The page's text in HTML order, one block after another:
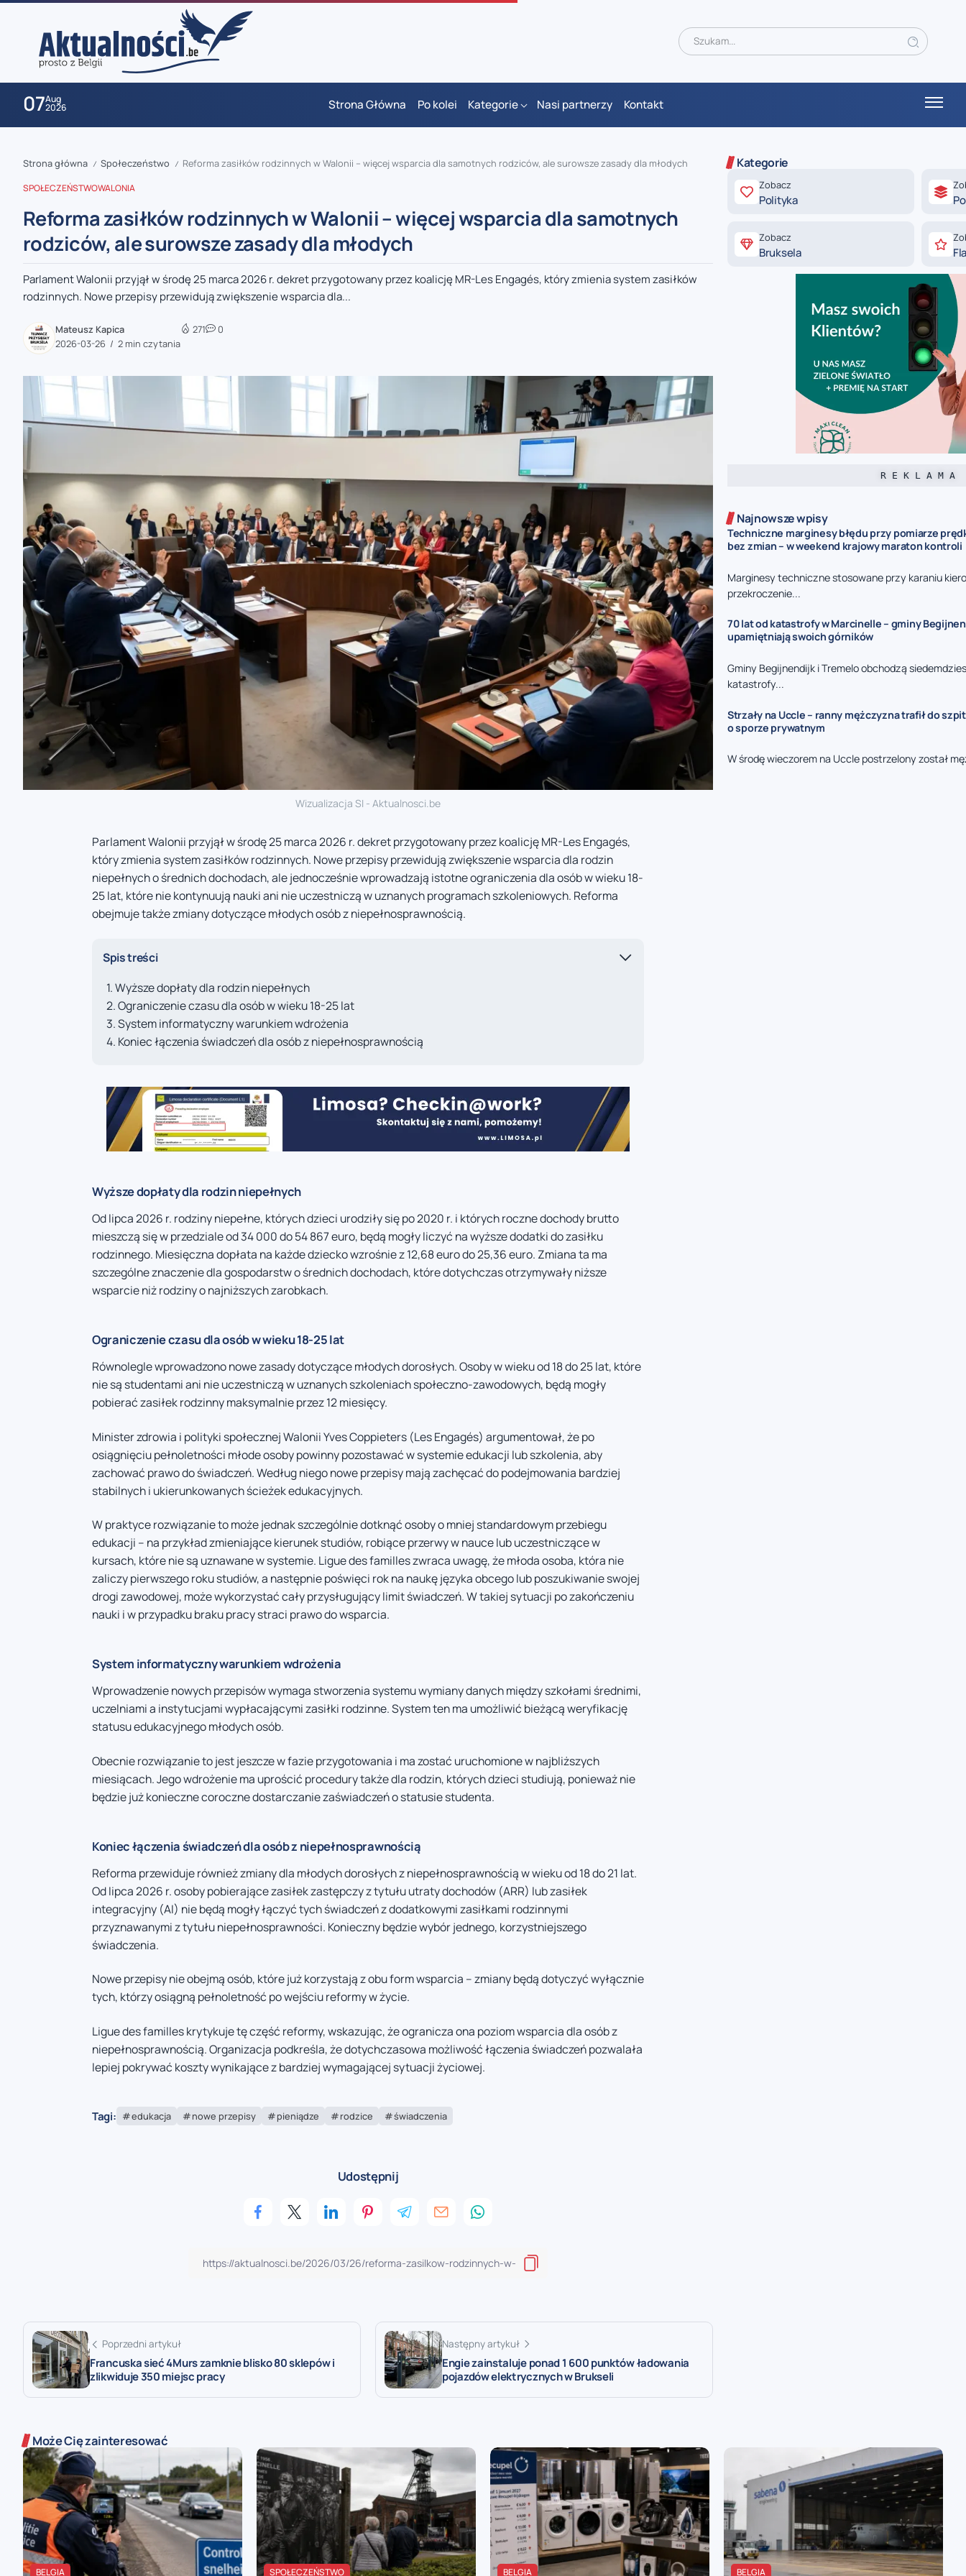
07Aug
2026 Strona Główna Po kolei Kategorie Nasi partnerzy Kontakt
zaobserwuj nas
zaobserwuj nas
zaobserwuj nas
zaobserwuj nas
Strona główna / Społeczeństwo / Reforma zasiłków rodzinnych w Walonii – więcej wsparcia dla samotnych rodziców, ale surowsze zasady dla młodych
SPOŁECZEŃSTWOWALONIA
Reforma zasiłków rodzinnych w Walonii – więcej wsparcia dla samotnych
rodziców, ale surowsze zasady dla młodych
Parlament Walonii przyjął w środę 25 marca 2026 r. dekret przygotowany przez koalicję MR-Les Engagés, który zmienia system zasiłków
rodzinnych. Nowe przepisy przewidują zwiększenie wsparcia dla...
Mateusz Kapica
2026-03-26
2 min czytania
271 0
Wizualizacja SI - Aktualnosci.be
Parlament Walonii przyjął w środę 25 marca 2026 r. dekret przygotowany przez koalicję MR-Les Engagés,
który zmienia system zasiłków rodzinnych. Nowe przepisy przewidują zwiększenie wsparcia dla rodzin
niepełnych o średnich dochodach, ale jednocześnie wprowadzają istotne ograniczenia dla osób w wieku 18-
25 lat, które nie kontynuują nauki ani nie uczestniczą w uznanych programach szkoleniowych. Reforma
obejmuje także zmiany dotyczące młodych osób z niepełnosprawnością.
Spis treści
Wyższe dopłaty dla rodzin niepełnych
Ograniczenie czasu dla osób w wieku 18-25 lat
System informatyczny warunkiem wdrożenia
Koniec łączenia świadczeń dla osób z niepełnosprawnością
Wyższe dopłaty dla rodzin niepełnych
Od lipca 2026 r. rodziny niepełne, których dzieci urodziły się po 2020 r. i których roczne dochody brutto
mieszczą się w przedziale od 34 000 do 54 867 euro, będą mogły liczyć na wyższe dodatki do zasiłku
rodzinnego. Miesięczna dopłata na każde dziecko wzrośnie z 12,68 euro do 25,36 euro. Zmiana ta ma
szczególne znaczenie dla gospodarstw o średnich dochodach, które dotychczas otrzymywały niższe
wsparcie niż rodziny o najniższych zarobkach.
Ograniczenie czasu dla osób w wieku 18-25 lat
Równolegle wprowadzono nowe zasady dotyczące młodych dorosłych. Osoby w wieku od 18 do 25 lat, które
nie są studentami ani nie uczestniczą w uznanych szkoleniach społeczno-zawodowych, będą mogły
pobierać zasiłek rodzinny maksymalnie przez 12 miesięcy.
Minister zdrowia i polityki społecznej Walonii Yves Coppieters (Les Engagés) argumentował, że po
osiągnięciu pełnoletności młode osoby powinny pozostawać w systemie edukacji lub szkolenia, aby
zachować prawo do świadczeń. Według niego nowe przepisy mają zachęcać do podejmowania bardziej
stabilnych i ukierunkowanych ścieżek edukacyjnych.
W praktyce rozwiązanie to może jednak szczególnie dotknąć osoby o mniej standardowym przebiegu
edukacji – na przykład zmieniające kierunek studiów, robiące przerwy w nauce lub uczestniczące w
kursach, które nie są uznawane w systemie. Ligue des familles zwraca uwagę, że młoda osoba, która nie
zaliczy pierwszego roku studiów, a następnie poświęci rok na naukę języka obcego lub poszukiwanie swojej
drogi zawodowej, może wykorzystać cały przysługujący limit świadczeń. W takiej sytuacji po zakończeniu
nauki i w przypadku braku pracy straci prawo do wsparcia.
System informatyczny warunkiem wdrożenia
Wprowadzenie nowych przepisów wymaga stworzenia systemu wymiany danych między szkołami średnimi,
uczelniami a instytucjami wypłacającymi zasiłki rodzinne. System ten ma umożliwić bieżącą weryfikację
statusu edukacyjnego młodych osób.
Obecnie rozwiązanie to jest jeszcze w fazie przygotowania i ma zostać uruchomione w najbliższych
miesiącach. Jego wdrożenie ma uprościć procedury także dla rodzin, których dzieci studiują, ponieważ nie
będzie już konieczne coroczne dostarczanie zaświadczeń o statusie studenta.
Koniec łączenia świadczeń dla osób z niepełnosprawnością
Reforma przewiduje również zmiany dla młodych dorosłych z niepełnosprawnością w wieku od 18 do 21 lat.
Od lipca 2026 r. osoby pobierające zasiłek zastępczy z tytułu utraty dochodów (ARR) lub zasiłek
integracyjny (AI) nie będą mogły łączyć tych świadczeń z dodatkowymi zasiłkami rodzinnymi
przyznawanymi z tytułu niepełnosprawności. Konieczny będzie wybór jednego, korzystniejszego
świadczenia.
Nowe przepisy nie obejmą osób, które już korzystają z obu form wsparcia – zmiany będą dotyczyć wyłącznie
tych, którzy osiągną pełnoletność po wejściu reformy w życie.
Ligue des familles krytykuje tę część reformy, wskazując, że ogranicza ona poziom wsparcia dla osób z
niepełnosprawnością. Organizacja podkreśla, że dotychczasowa możliwość łączenia świadczeń pozwalała
lepiej pokrywać koszty wynikające z bardziej wymagającej sytuacji życiowej.
Tagi: edukacja nowe przepisy pieniądze rodzice świadczenia
Udostępnij
Poprzedni artykuł
Francuska sieć 4Murs zamknie blisko 80 sklepów i
zlikwiduje 350 miejsc pracy
Następny artykuł
Engie zainstaluje ponad 1 600 punktów ładowania
pojazdów elektrycznych w Brukseli
Kategorie
Zobacz
Polityka
Zobacz
Bruksela
R E K L A M A
Najnowsze wpisy
Techniczne marginesy błędu przy pomiarze
bez zmian – w weekend krajowy maraton kontroli
Marginesy techniczne stosowane przy karaniu
przekroczenie...
70 lat od katastrofy w Marcinelle – gminy
upamiętniają swoich górników
Gminy Begijnendijk i Tremelo obchodzą
katastrofy...
Strzały na Uccle – ranny mężczyzna trafił do
o sporze prywatnym
W środę wieczorem na Uccle postrzelony został
Może Cię zainteresować
BELGIA SPOŁECZEŃSTWO BELGIA BELGIA